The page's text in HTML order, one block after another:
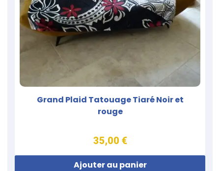
Grand Plaid Tatouage Tiaré Noir et
rouge
35,00 €
Ajouter au panier